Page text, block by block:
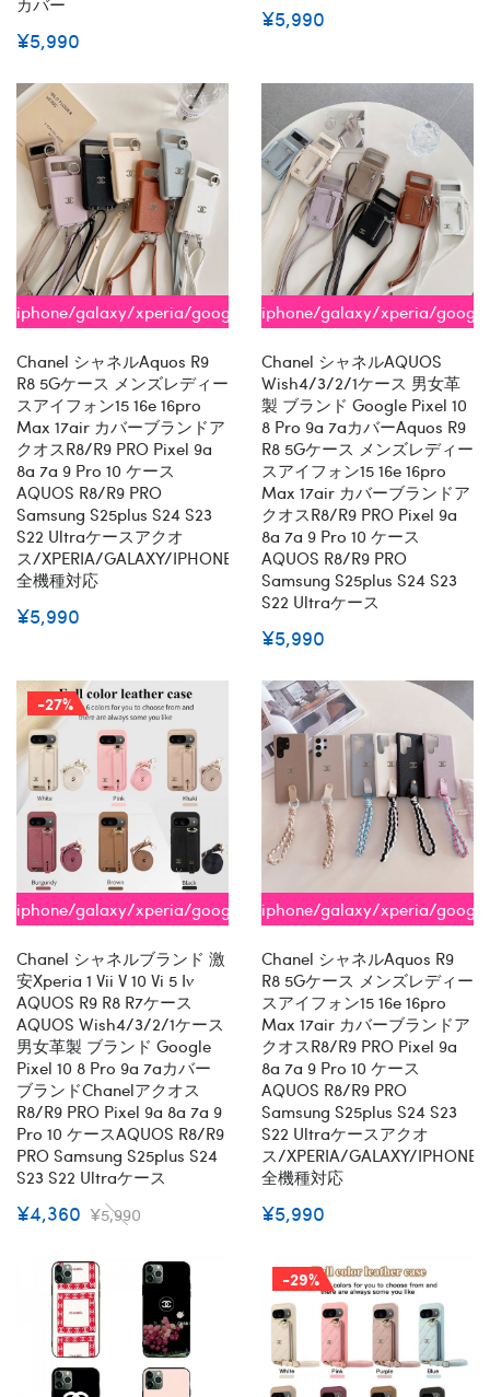
¥5,990
¥5,990
iphone/galaxy/xperia/google/aquos
Chanel シャネルaquos R9
R8 5Gケース メンズレディー
スアイフォン15 16e 16pro
Max 17air カバーブランドア
クオスR8/R9 PRO Pixel 9a
8a 7a 9 Pro 10 ケース
AQUOS R8/R9 PRO
Samsung S25plus S24 S23
S22 Ultraケースアクオ
ス/XPERIA/GALAXY/IPHONE
全機種対応
¥5,990
iphone/galaxy/xperia/
Chanel シャネルAQUOS
Wish4/3/2/1ケース 男女革
製 ブランド Google Pixel 10
8 Pro 9a 7aカバーaquos R9
R8 5Gケース メンズレディー
スアイフォン15 16e 16pro
Max 17air カバーブランドア
クオスR8/R9 PRO Pixel 9a
8a 7a 9 Pro 10 ケース
AQUOS R8/R9 PRO
Samsung S25plus S24 S23
S22 Ultraケース
¥5,990
-27%
iphone/galaxy/xperia/google/aquos
Chanel シャネルブランド 激
安xperia 1 Vii V 10 Vi 5 Iv
AQUOS R9 R8 R7ケース
AQUOS Wish4/3/2/1ケース
男女革製 ブランド Google
Pixel 10 8 Pro 9a 7aカバー
ブランドChanelアクオス
R8/R9 PRO Pixel 9a 8a 7a 9
Pro 10 ケースAQUOS R8/R9
PRO Samsung S25plus S24
S23 S22 Ultraケース
¥4,360 ¥5,990
iphone/galaxy/xperia/
Chanel シャネルaquos R9
R8 5Gケース メンズレディー
スアイフォン15 16e 16pro
Max 17air カバーブランドア
クオスR8/R9 PRO Pixel 9a
8a 7a 9 Pro 10 ケース
AQUOS R8/R9 PRO
Samsung S25plus S24 S23
S22 Ultraケースアクオ
ス/XPERIA/GALAXY/IPHONE
全機種対応
¥5,990
-29%